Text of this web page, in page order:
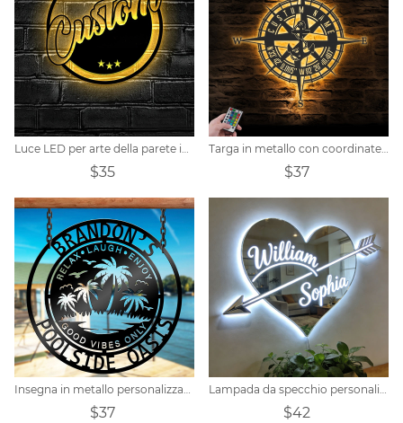
Luce LED per arte della parete in metallo con nome personalizzato
$35
Targa in metallo con coordinate personalizzate della bussola di ancoraggio
$37
Insegna in metallo personalizzata a bordo piscina con LED
$37
Lampada da specchio personalizzata a tema cuore e freccia per coppia
$42